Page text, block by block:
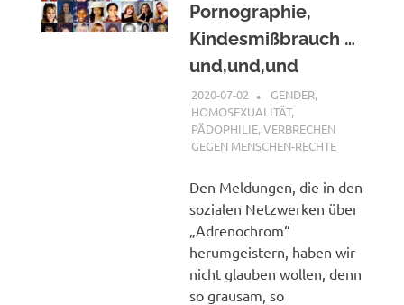
Pornographie,
Kindesmißbrauch …
und,und,und
2020-07-02 XX
GENDER,
HOMOSEXUALITÄT,
PÄDOPHILIE,VERBRECHEN
GEGEN MENSCHEN-RECHTE
Den Meldungen, die in den
sozialen Netzwerken über
„Adrenochrom“
herumgeistern, haben wir
nicht glauben wollen, denn
so grausam, so